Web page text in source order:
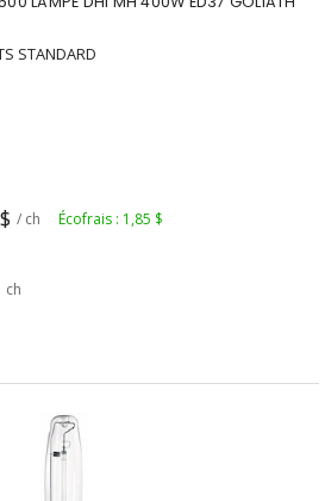
STANDARD
/ ch Écofrais : 1,85 $
ch